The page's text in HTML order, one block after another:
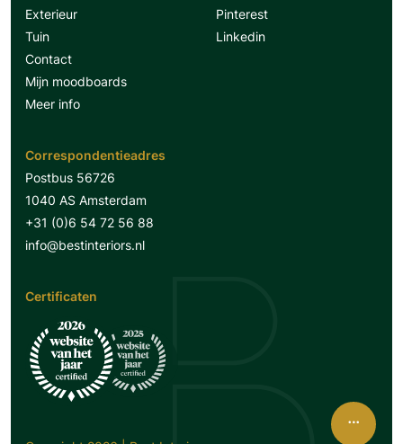
Exterieur
Tuin
Contact
Mijn moodboards
Meer info
Pinterest
Linkedin
Correspondentieadres
Postbus 56726
1040 AS Amsterdam
+31 (0)6 54 72 56 88
info@bestinteriors.nl
Certificaten